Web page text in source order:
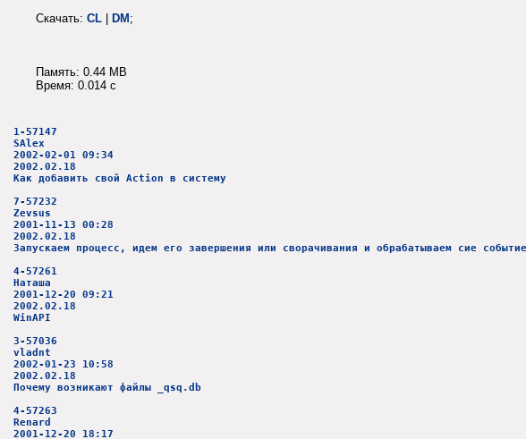
Скачать: CL DM ;
Память: 0.44 MB
Время: 0.014 c
1-57147
SAlex
2002-02-01 09:34
2002.02.18
Как добавить свой Action в систему
7-57232
Zevsus
2001-11-13 00:28
2002.02.18
Запускаем процесс, идем его завершения или сворачивания и обрабатываем сие
4-57261
Наташа
2001-12-20 09:21
2002.02.18
WinAPI
3-57036
vladnt
2002-01-23 10:58
2002.02.18
Почему возникают файлы _qsq.db
4-57263
Renard
2001-12-20 18:17